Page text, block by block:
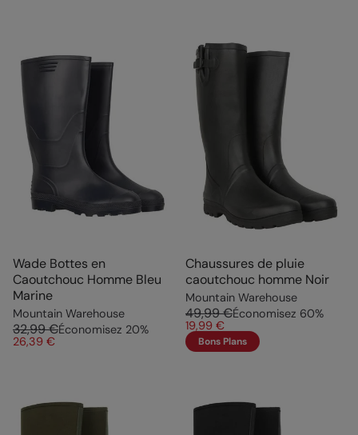
Wade Bottes en
Caoutchouc Homme Bleu
Marine
Mountain Warehouse
32,99 €Économisez 20%
26,39 €
Chaussures de pluie
caoutchouc homme Noir
Mountain Warehouse
49,99 €Économisez 60%
19,99 €
Bons Plans